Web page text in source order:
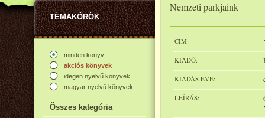
TÉMAKÖRÖK
minden könyv
akciós könyvek
idegen nyelvű könyvek
magyar nyelvű könyvek
Összes kategória
Nemzeti parkjaink
CÍM:
KIADÓ:
KIADÁS ÉVE:
LEÍRÁS: